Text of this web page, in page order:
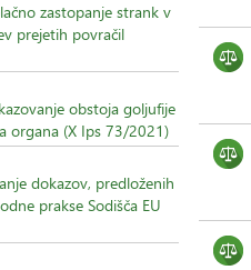
zastopanje strank v
prejetih povračil
obstoja goljufije
organa (X Ips 73/2021)
dokazov, predloženih
prakse Sodišča EU